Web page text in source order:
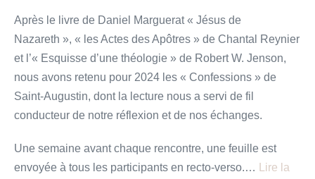
Après le livre de Daniel Marguerat « Jésus de
Nazareth », « les Actes des Apôtres » de Chantal Reynier
et l’« Esquisse d’une théologie » de Robert W. Jenson,
nous avons retenu pour 2024 les « Confessions » de
Saint-Augustin, dont la lecture nous a servi de fil
conducteur de notre réflexion et de nos échanges.
Une semaine avant chaque rencontre, une feuille est
envoyée à tous les participants en recto-verso.…
Lire la